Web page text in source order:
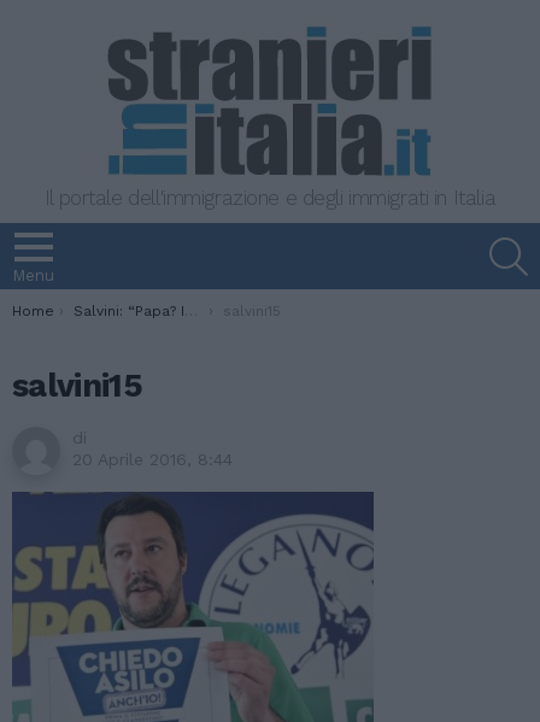
Il portale dell'immigrazione e degli immigrati in Italia
Menu
You are here:
Home Salvini: “Papa? Immigrati un dono per le cooperative” salvini15
salvini15
di
20 Aprile 2016, 8:44